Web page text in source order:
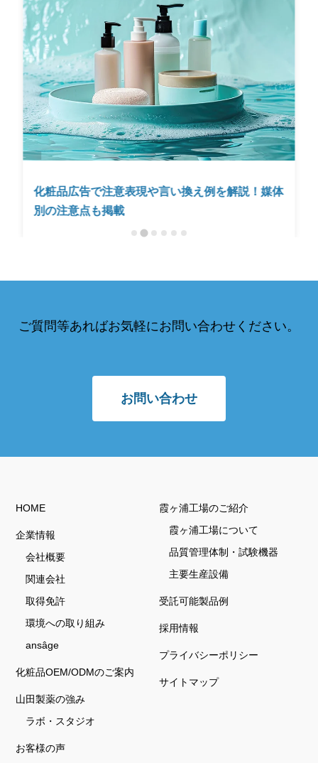
告で注意表現や言い換え例を解説！媒体
点も掲載
OEM,化粧品
化粧品の作
ご質問等あればお気軽にお問い合わせください。
お問い合わせ
HOME
企業情報
会社概要
関連会社
取得免許
環境への取り組み
ansâge
化粧品OEM/ODMのご案内
山田製薬の強み
ラボ・スタジオ
お客様の声
霞ヶ浦工場のご紹介
霞ヶ浦工場について
品質管理体制・試験機器
主要生産設備
受託可能製品例
採用情報
プライバシーポリシー
サイトマップ